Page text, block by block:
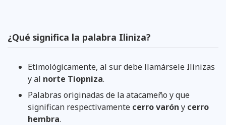
¿Qué significa la palabra Iliniza?
Etimológicamente, al sur debe llamársele Ilinizas
y al norte Tiopniza.
Palabras originadas de la atacameño y que
significan respectivamente cerro varón y cerro
hembra.